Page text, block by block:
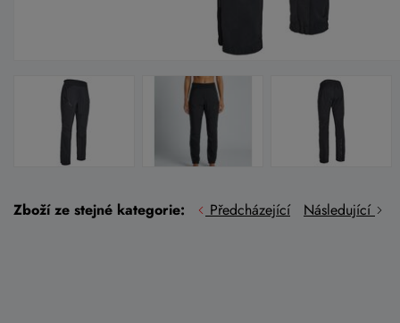
Zboží ze stejné kategorie: Předcházející Následující